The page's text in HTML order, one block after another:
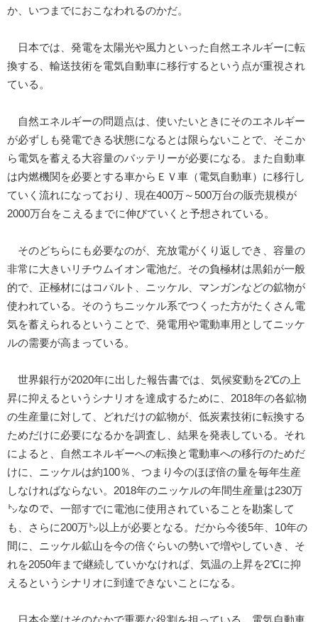
か、いつまでにおこなわれるのかだ。
日本では、発電を太陽光や風力といった自然エネルギーに転
換する、輸送技術を電気自動車に移行するという点が重視され
ている。
自然エネルギーの問題点は、使いたいときにそのエネルギー
が必ずしも発電できる状態になるとは限らないことで、そこか
ら電気を蓄える大容量のバッテリーが必要になる。また自動車
は内燃機関を必要とする車からＥＶ車（電気自動車）に移行し
ていく流れになっており、現在400万～500万台の販売規模が
2000万台をこえるまでに伸びていくと予想されている。
そのどちらにも必要なのが、充放電がくり返しでき、容量の
非常に大きいリチウムイオン電池だ。その負極材は黒鉛が一般
的で、正極材にはコバルト、ニッケル、マンガンなどの鉱物が
使われている。そのうちニッケル系でつくった方がたくさん電
気を蓄えられるということで、発電用や電動車用としてニッケ
ルの需要が高まっている。
世界銀行が2020年に出した報告書では、気候変動を2℃の上
昇に抑えるというシナリオを達成するために、2018年の各鉱物
の生産量に対して、どれだけの鉱物が、低炭素技術に転換する
ためだけに必要になるかを調査し、結果を発表している。それ
によると、自然エネルギーへの転換と電動車への移行のためだ
けに、ニッケルは約100％、つまり今のほぼ倍の量を毎年生産
しなければならない。2018年のニッケルの年間生産量は230万
㌧なので、一部すでに電池に使用されていることを勘案して
も、さらに200万㌧以上が必要となる。だから今後5年、10年の
間に、ニッケル鉱山を今の倍ぐらいの勢いで増やしていき、そ
れを2050年まで継続していかなければ、気温の上昇を2℃に抑
えるというシナリオに到達できないことになる。
日本企業はそのなかで重要な役割を担っている。電気自動車